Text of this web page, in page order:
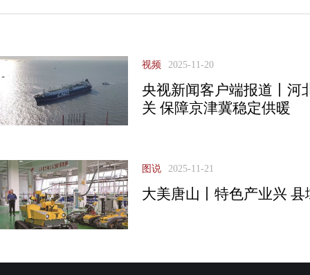
视频 2025-11-20
央视新闻客户端报道丨河
关 保障京津冀稳定供暖
图说 2025-11-21
大美唐山丨特色产业兴 县